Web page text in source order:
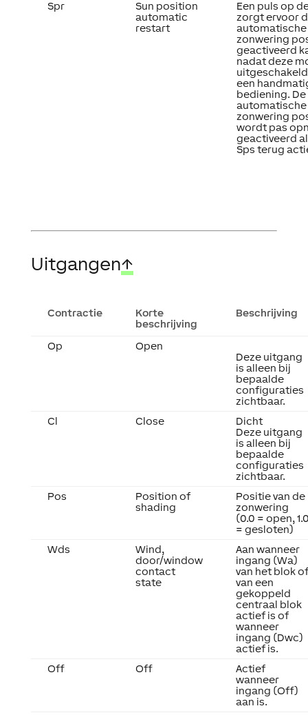
Spr
Sun position
automatic
restart
Een puls op
zorgt ervoor
automatische
zonwering
geactiveerd
nadat deze
een
bediening. De
automatische
zonwering
wordt pas
geactiveerd
Sps terug
Uitgangen↑
Contractie
Korte
beschrijving
Beschrijving
Op
Open
Deze uitgang
is alleen bij
bepaalde
configuraties
zichtbaar.
Cl
Close
Dicht
Deze uitgang
is alleen bij
bepaalde
configuraties
zichtbaar.
Pos
Position of
shading
Positie van de
zonwering
(0.0 = open,
= gesloten)
Wds
Wind,
door/window
contact
state
Aan wanneer
ingang (Wa)
van het blok of
van een
gekoppeld
centraal blok
actief is of
wanneer
ingang (Dwc)
actief is.
Off
Off
Actief
wanneer
ingang (Off)
aan is.